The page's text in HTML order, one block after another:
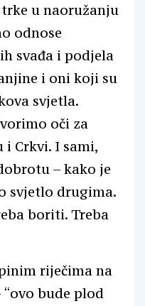
u naoružanju
odnose
svađa i podjela
i oni koji su
svjetla.
oči za
i Crkvi. I sami,
– kako je
svjetlo drugima.
boriti. Treba
riječima na
bude plod